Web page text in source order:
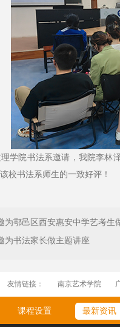
学院书法系邀请，我院李林
校书法系师生的一致好评！
为鄠邑区西安惠安中学艺考生
为书法家长做主题讲座
友情链接： 南京艺术学院
课程设置 最新资讯